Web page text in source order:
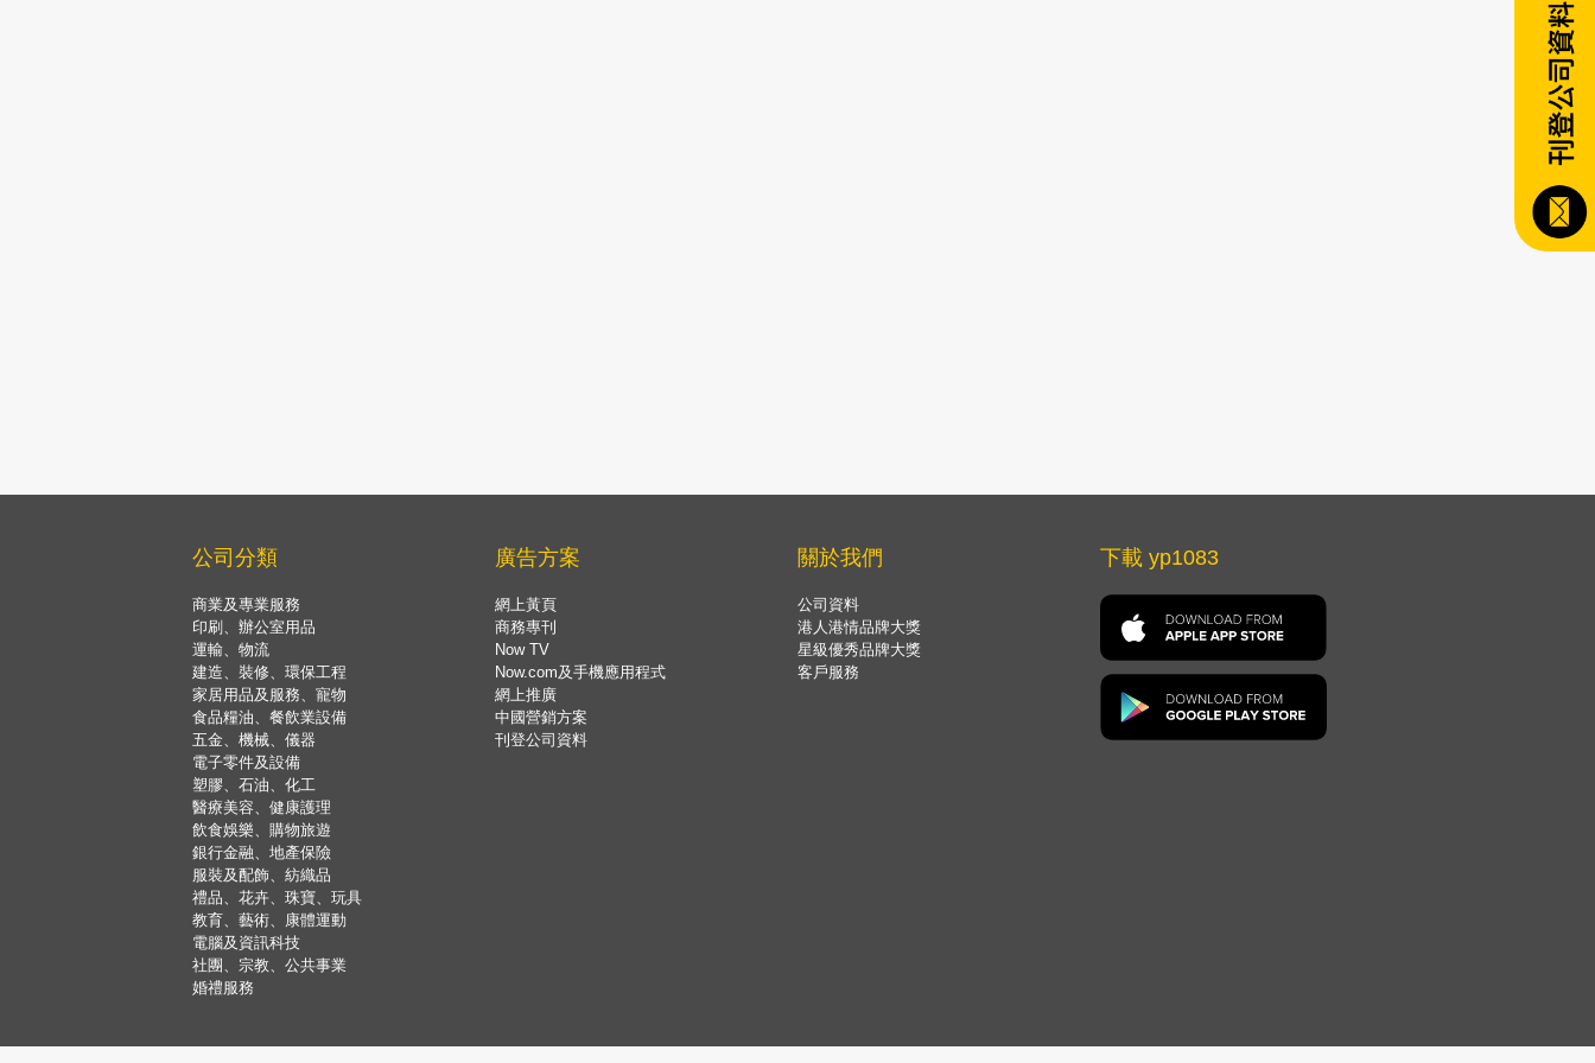
公司分類
商業及專業服務
印刷、辦公室用品
運輸、物流
建造、裝修、環保工程
家居用品及服務、寵物
食品糧油、餐飲業設備
五金、機械、儀器
電子零件及設備
塑膠、石油、化工
醫療美容、健康護理
飲食娛樂、購物旅遊
銀行金融、地產保險
服裝及配飾、紡織品
禮品、花卉、珠寶、玩具
教育、藝術、康體運動
電腦及資訊科技
社團、宗教、公共事業
婚禮服務
廣告方案
網上黃頁
商務專刊
Now TV
Now.com及手機應用程式
網上推廣
中國營銷方案
刊登公司資料
關於我們
公司資料
港人港情品牌大獎
星級優秀品牌大獎
客戶服務
下載 yp1083